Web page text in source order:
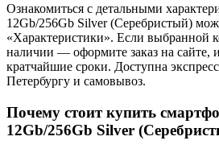
Ознакомиться с детальными
12Gb/256Gb Silver (Серебристый)
«Характеристики». Если выбранной
наличии — оформите заказ на сайте,
кратчайшие сроки. Доступна
Петербургу и самовывоз.
Почему стоит купить
12Gb/256Gb Silver